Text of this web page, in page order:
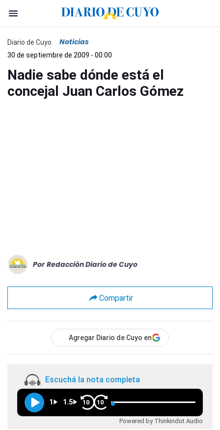
Diario de Cuyo Noticias
30 de septiembre de 2009 - 00:00
Nadie sabe dónde está el
concejal Juan Carlos Gómez
Por Redacción Diario de Cuyo
Compartir
Agregar Diario de Cuyo en
Escuchá la nota completa
1 1.5 10 10
Powered by Thinkindot Audio